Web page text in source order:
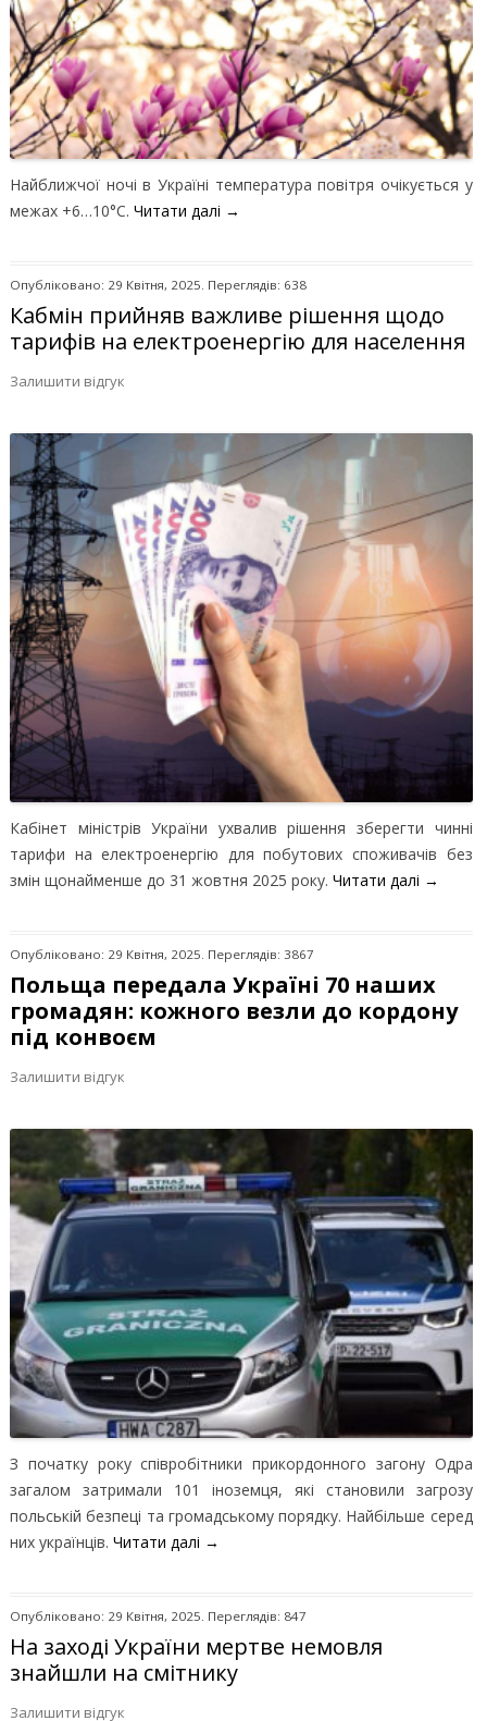
Найближчої ночі в Україні температура повітря очікується у
межах +6…10°C. Читати далі →
Опубліковано: 29 Квітня, 2025. Переглядів: 638
Кабмін прийняв важливе рішення щодо
тарифів на електроенергію для населення
Залишити відгук
Кабінет міністрів України ухвалив рішення зберегти чинні
тарифи на електроенергію для побутових споживачів без
змін щонайменше до 31 жовтня 2025 року. Читати далі →
Опубліковано: 29 Квітня, 2025. Переглядів: 3867
Польща передала Україні 70 наших
громадян: кожного везли до кордону
під конвоєм
Залишити відгук
З початку року співробітники прикордонного загону Одра
загалом затримали 101 іноземця, які становили загрозу
польській безпеці та громадському порядку. Найбільше серед
них українців. Читати далі →
Опубліковано: 29 Квітня, 2025. Переглядів: 847
На заході України мертве немовля
знайшли на смітнику
Залишити відгук